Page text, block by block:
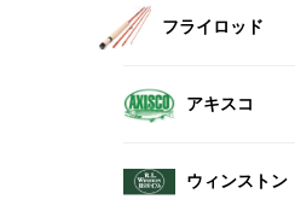
フライロッド
アキスコ
ウィンストン